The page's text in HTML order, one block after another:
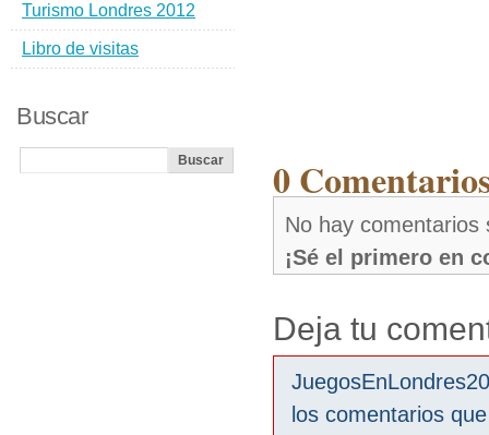
0
No hay comentarios
¡Sé el primero en
Deja tu
los comentarios
Turismo Londres 2012
Libro de visitas
Buscar